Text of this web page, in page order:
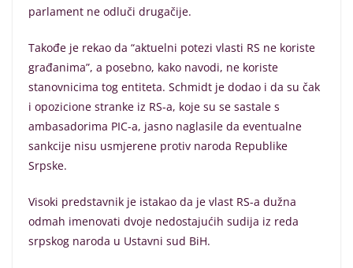
parlament ne odluči drugačije.
Takođe je rekao da “aktuelni potezi vlasti RS ne koriste
građanima”, a posebno, kako navodi, ne koriste
stanovnicima tog entiteta. Schmidt je dodao i da su čak
i opozicione stranke iz RS-a, koje su se sastale s
ambasadorima PIC-a, jasno naglasile da eventualne
sankcije nisu usmjerene protiv naroda Republike
Srpske.
Visoki predstavnik je istakao da je vlast RS-a dužna
odmah imenovati dvoje nedostajućih sudija iz reda
srpskog naroda u Ustavni sud BiH.